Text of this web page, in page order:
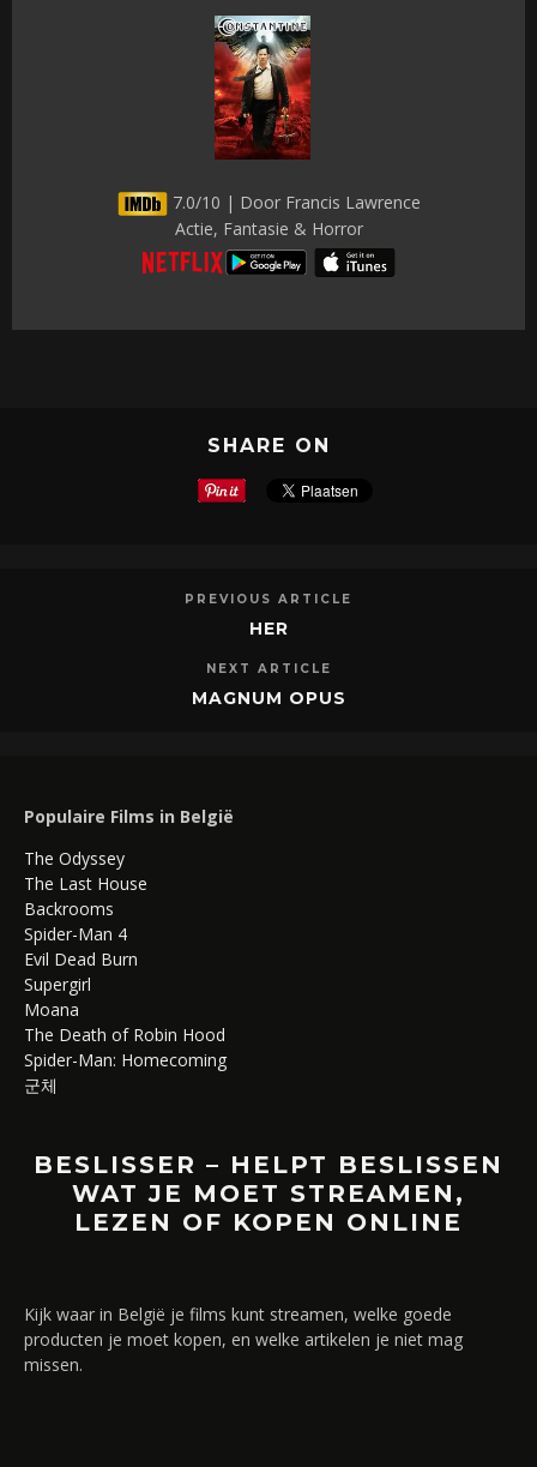
7.0/10 | Door Francis Lawrence
Actie, Fantasie & Horror
SHARE ON
PREVIOUS ARTICLE
HER
NEXT ARTICLE
MAGNUM OPUS
Populaire Films in België
The Odyssey
The Last House
Backrooms
Spider-Man 4
Evil Dead Burn
Supergirl
Moana
The Death of Robin Hood
Spider-Man: Homecoming
군체
BESLISSER – HELPT BESLISSEN
WAT JE MOET STREAMEN,
LEZEN OF KOPEN ONLINE
Kijk waar in België je films kunt streamen, welke goede
producten je moet kopen, en welke artikelen je niet mag
missen.